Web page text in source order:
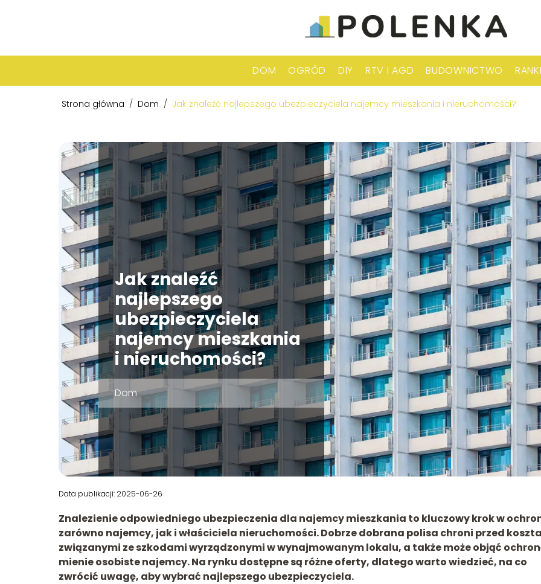
DOM OGRÓD DIY RTV I AGD BUDOWNICTWO
Strona główna / Dom / Jak znaleźć najlepszego ubezpieczyciela najemcy mieszkania i nieruchomości?
Jak znaleźć
najlepszego
ubezpieczyciela
najemcy mieszkania
i nieruchomości?
Dom
Data publikacji: 2025-06-26
Znalezienie odpowiedniego ubezpieczenia dla najemcy mieszkania to kluczowy krok w
zarówno najemcy, jak i właściciela nieruchomości. Dobrze dobrana polisa chroni przed
związanymi ze szkodami wyrządzonymi w wynajmowanym lokalu, a także może objąć
mienie osobiste najemcy. Na rynku dostępne są różne oferty, dlatego warto wiedzieć, na co
zwrócić uwagę, aby wybrać najlepszego ubezpieczyciela.